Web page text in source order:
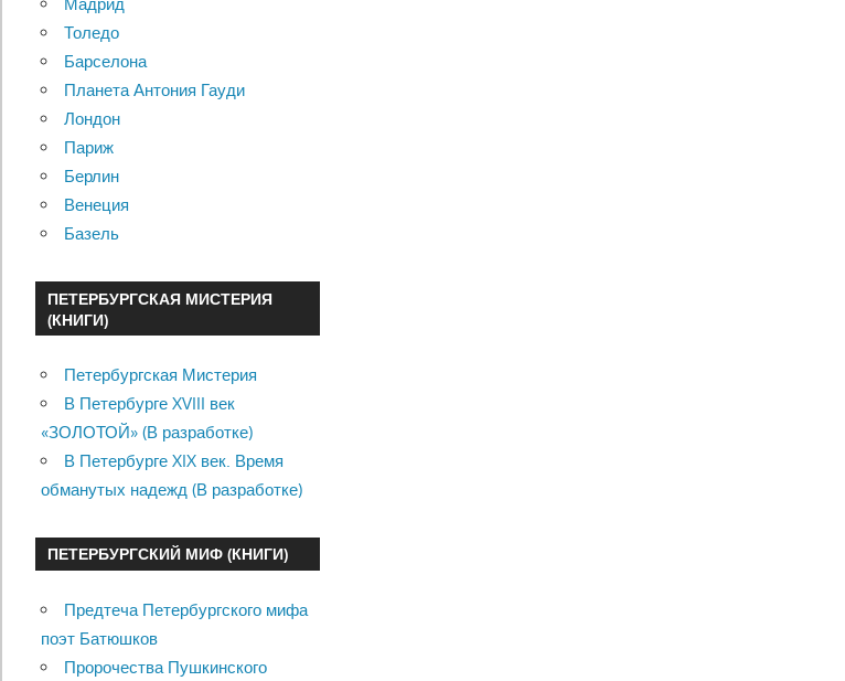
Толедо
Барселона
Планета Антония Гауди
Лондон
Париж
Берлин
Венеция
Базель
ПЕТЕРБУРГСКАЯ МИСТЕРИЯ
(КНИГИ)
Петербургская Мистерия
В Петербурге XVIII век
«ЗОЛОТОЙ» (В разработке)
В Петербурге XIX век. Время
обманутых надежд (В разработке)
ПЕТЕРБУРГСКИЙ МИФ (КНИГИ)
Предтеча Петербургского мифа
поэт Батюшков
Пророчества Пушкинского